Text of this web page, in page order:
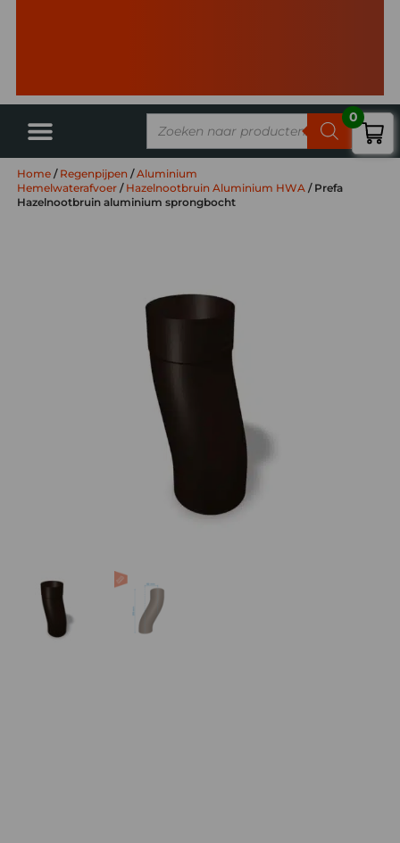
Home/ Regenpijpen /Aluminium
Hemelwaterafvoer/ Hazelnootbruin Aluminium HWA/ Prefa
Hazelnootbruin aluminium sprongbocht
0